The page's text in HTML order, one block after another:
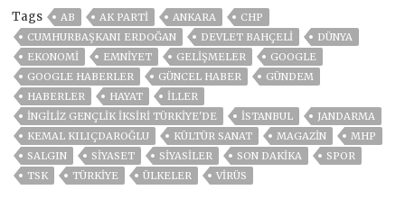
Tags AB AK PARTİ ANKARA
CHP
CUMHURBAŞKANI ERDOĞAN
DEVLET BAHÇELİ
DÜNYA
EKONOMİ
EMNİYET GELIŞMELER
GOOGLE
GOOGLE HABERLER
GÜNCEL HABER
GÜNDEM
HABERLER
HAYAT
İLLER
İNGILIZ GENÇLIK IKSIRI TÜRKIYE'DE
ISTANBUL
JANDARMA
KEMAL KILIÇDAROĞLU
KÜLTÜR SANAT MAGAZİN
MHP
SALGIN
SİYASET SİYASİLER SON DAKIKA
SPOR
TSK
TÜRKİYE ÜLKELER VIRÜS